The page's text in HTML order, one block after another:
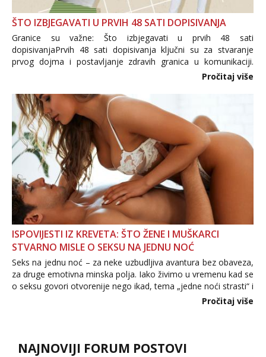
ŠTO IZBJEGAVATI U PRVIH 48 SATI DOPISIVANJA
Granice su važne: Što izbjegavati u prvih 48 sati
dopisivanjaPrvih 48 sati dopisivanja ključni su za stvaranje
prvog dojma i postavljanje zdravih granica u komunikaciji.
Važno je izbjeći prebrzo otkrivanje osobnih ili intimnih
informacija, jer nepoznata osoba još nije zaslužila to
povjerenje. Takođe...
Pročitaj više
ISPOVIJESTI IZ KREVETA: ŠTO ŽENE I MUŠKARCI
STVARNO MISLE O SEKSU NA JEDNU NOĆ
Seks na jednu noć – za neke uzbudljiva avantura bez obaveza,
za druge emotivna minska polja. Iako živimo u vremenu kad se
o seksu govori otvorenije nego ikad, tema „jedne noći strasti“ i
dalje izaziva burne rasprave. Što zapravo misle žene, a što
Pročitaj više
NAJNOVIJI FORUM POSTOVI